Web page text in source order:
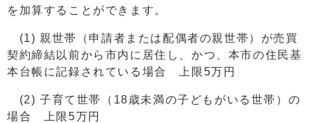
を加算することができます。
(1) 親世帯（申請者または配偶者の親世帯）が売買
契約締結以前から市内に居住し、かつ、本市の住民基
本台帳に記録されている場合 上限5万円
(2) 子育て世帯（18歳未満の子どもがいる世帯）の
場合 上限5万円